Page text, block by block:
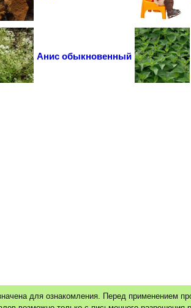
Анис обыкновенный
для ознакомления. Перед применением